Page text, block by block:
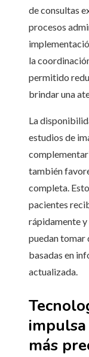
de consultas
procesos
la
permitido
brindar una
La
estudios de
también
completa.
pacientes
rápidamente
puedan tomar
basadas en
actualizada.
más